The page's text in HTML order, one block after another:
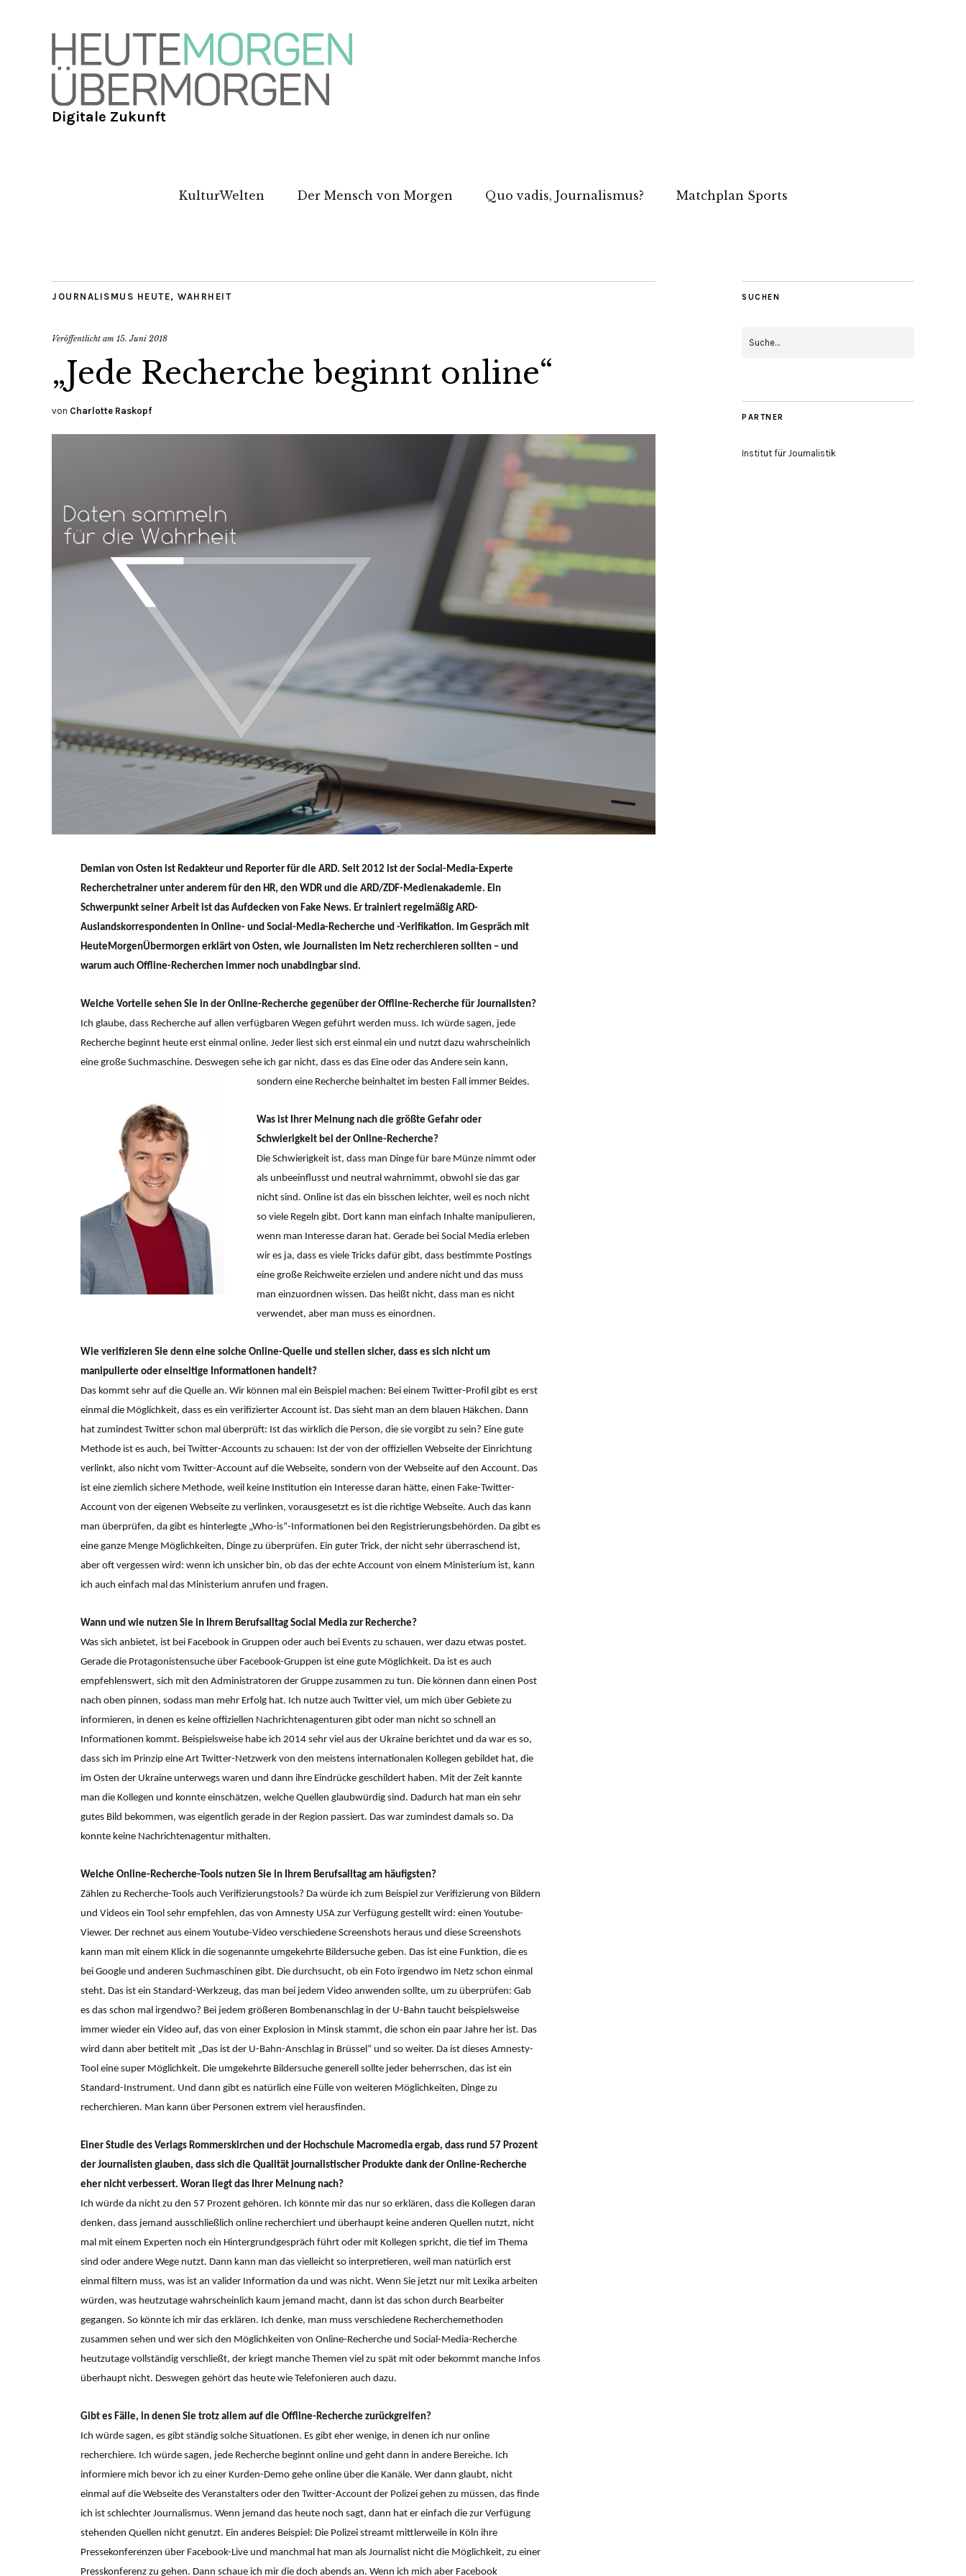
Digitale Zukunft
KulturWelten Der Mensch von Morgen Quo vadis, Journalismus? Matchplan Sports
JOURNALISMUS HEUTE, WAHRHEIT
Veröffentlicht am 15. Juni 2018
„Jede Recherche beginnt online“
von Charlotte Raskopf
Demian von Osten ist Redakteur und Reporter für die ARD. Seit 2012 ist der Social-Media-Experte
Recherchetrainer unter anderem für den HR, den WDR und die ARD/ZDF-Medienakademie. Ein
Schwerpunkt seiner Arbeit ist das Aufdecken von Fake News. Er trainiert regelmäßig ARD-
Auslandskorrespondenten in Online- und Social-Media-Recherche und -Verifikation. Im Gespräch mit
HeuteMorgenÜbermorgen erklärt von Osten, wie Journalisten im Netz recherchieren sollten – und
warum auch Offline-Recherchen immer noch unabdingbar sind.
Welche Vorteile sehen Sie in der Online-Recherche gegenüber der Offline-Recherche für Journalisten?
Ich glaube, dass Recherche auf allen verfügbaren Wegen geführt werden muss. Ich würde sagen, jede
Recherche beginnt heute erst einmal online. Jeder liest sich erst einmal ein und nutzt dazu wahrscheinlich
eine große Suchmaschine. Deswegen sehe ich gar nicht, dass es das Eine oder das Andere sein kann,
sondern eine Recherche beinhaltet im besten Fall immer Beides.
Was ist Ihrer Meinung nach die größte Gefahr oder
Schwierigkeit bei der Online-Recherche?
Die Schwierigkeit ist, dass man Dinge für bare Münze nimmt oder
als unbeeinflusst und neutral wahrnimmt, obwohl sie das gar
nicht sind. Online ist das ein bisschen leichter, weil es noch nicht
so viele Regeln gibt. Dort kann man einfach Inhalte manipulieren,
wenn man Interesse daran hat. Gerade bei Social Media erleben
wir es ja, dass es viele Tricks dafür gibt, dass bestimmte Postings
eine große Reichweite erzielen und andere nicht und das muss
man einzuordnen wissen. Das heißt nicht, dass man es nicht
verwendet, aber man muss es einordnen.
Wie verifizieren Sie denn eine solche Online-Quelle und stellen sicher, dass es sich nicht um
manipulierte oder einseitige Informationen handelt?
Das kommt sehr auf die Quelle an. Wir können mal ein Beispiel machen: Bei einem Twitter-Profil gibt es erst
einmal die Möglichkeit, dass es ein verifizierter Account ist. Das sieht man an dem blauen Häkchen. Dann
hat zumindest Twitter schon mal überprüft: Ist das wirklich die Person, die sie vorgibt zu sein? Eine gute
Methode ist es auch, bei Twitter-Accounts zu schauen: Ist der von der offiziellen Webseite der Einrichtung
verlinkt, also nicht vom Twitter-Account auf die Webseite, sondern von der Webseite auf den Account. Das
ist eine ziemlich sichere Methode, weil keine Institution ein Interesse daran hätte, einen Fake-Twitter-
Account von der eigenen Webseite zu verlinken, vorausgesetzt es ist die richtige Webseite. Auch das kann
man überprüfen, da gibt es hinterlegte „Who-is“-Informationen bei den Registrierungsbehörden. Da gibt es
eine ganze Menge Möglichkeiten, Dinge zu überprüfen. Ein guter Trick, der nicht sehr überraschend ist,
aber oft vergessen wird: wenn ich unsicher bin, ob das der echte Account von einem Ministerium ist, kann
ich auch einfach mal das Ministerium anrufen und fragen.
Wann und wie nutzen Sie in Ihrem Berufsalltag Social Media zur Recherche?
Was sich anbietet, ist bei Facebook in Gruppen oder auch bei Events zu schauen, wer dazu etwas postet.
Gerade die Protagonistensuche über Facebook-Gruppen ist eine gute Möglichkeit. Da ist es auch
empfehlenswert, sich mit den Administratoren der Gruppe zusammen zu tun. Die können dann einen Post
nach oben pinnen, sodass man mehr Erfolg hat. Ich nutze auch Twitter viel, um mich über Gebiete zu
informieren, in denen es keine offiziellen Nachrichtenagenturen gibt oder man nicht so schnell an
Informationen kommt. Beispielsweise habe ich 2014 sehr viel aus der Ukraine berichtet und da war es so,
dass sich im Prinzip eine Art Twitter-Netzwerk von den meistens internationalen Kollegen gebildet hat, die
im Osten der Ukraine unterwegs waren und dann ihre Eindrücke geschildert haben. Mit der Zeit kannte
man die Kollegen und konnte einschätzen, welche Quellen glaubwürdig sind. Dadurch hat man ein sehr
gutes Bild bekommen, was eigentlich gerade in der Region passiert. Das war zumindest damals so. Da
konnte keine Nachrichtenagentur mithalten.
Welche Online-Recherche-Tools nutzen Sie in Ihrem Berufsalltag am häufigsten?
Zählen zu Recherche-Tools auch Verifizierungstools? Da würde ich zum Beispiel zur Verifizierung von Bildern
und Videos ein Tool sehr empfehlen, das von Amnesty USA zur Verfügung gestellt wird: einen Youtube-
Viewer. Der rechnet aus einem Youtube-Video verschiedene Screenshots heraus und diese Screenshots
kann man mit einem Klick in die sogenannte umgekehrte Bildersuche geben. Das ist eine Funktion, die es
bei Google und anderen Suchmaschinen gibt. Die durchsucht, ob ein Foto irgendwo im Netz schon einmal
steht. Das ist ein Standard-Werkzeug, das man bei jedem Video anwenden sollte, um zu überprüfen: Gab
es das schon mal irgendwo? Bei jedem größeren Bombenanschlag in der U-Bahn taucht beispielsweise
immer wieder ein Video auf, das von einer Explosion in Minsk stammt, die schon ein paar Jahre her ist. Das
wird dann aber betitelt mit „Das ist der U-Bahn-Anschlag in Brüssel“ und so weiter. Da ist dieses Amnesty-
Tool eine super Möglichkeit. Die umgekehrte Bildersuche generell sollte jeder beherrschen, das ist ein
Standard-Instrument. Und dann gibt es natürlich eine Fülle von weiteren Möglichkeiten, Dinge zu
recherchieren. Man kann über Personen extrem viel herausfinden.
Einer Studie des Verlags Rommerskirchen und der Hochschule Macromedia ergab, dass rund 57 Prozent
der Journalisten glauben, dass sich die Qualität journalistischer Produkte dank der Online-Recherche
eher nicht verbessert. Woran liegt das Ihrer Meinung nach?
Ich würde da nicht zu den 57 Prozent gehören. Ich könnte mir das nur so erklären, dass die Kollegen daran
denken, dass jemand ausschließlich online recherchiert und überhaupt keine anderen Quellen nutzt, nicht
mal mit einem Experten noch ein Hintergrundgespräch führt oder mit Kollegen spricht, die tief im Thema
sind oder andere Wege nutzt. Dann kann man das vielleicht so interpretieren, weil man natürlich erst
einmal filtern muss, was ist an valider Information da und was nicht. Wenn Sie jetzt nur mit Lexika arbeiten
würden, was heutzutage wahrscheinlich kaum jemand macht, dann ist das schon durch Bearbeiter
gegangen. So könnte ich mir das erklären. Ich denke, man muss verschiedene Recherchemethoden
zusammen sehen und wer sich den Möglichkeiten von Online-Recherche und Social-Media-Recherche
heutzutage vollständig verschließt, der kriegt manche Themen viel zu spät mit oder bekommt manche Infos
überhaupt nicht. Deswegen gehört das heute wie Telefonieren auch dazu.
Gibt es Fälle, in denen Sie trotz allem auf die Offline-Recherche zurückgreifen?
Ich würde sagen, es gibt ständig solche Situationen. Es gibt eher wenige, in denen ich nur online
recherchiere. Ich würde sagen, jede Recherche beginnt online und geht dann in andere Bereiche. Ich
informiere mich bevor ich zu einer Kurden-Demo gehe online über die Kanäle. Wer dann glaubt, nicht
einmal auf die Webseite des Veranstalters oder den Twitter-Account der Polizei gehen zu müssen, das finde
ich ist schlechter Journalismus. Wenn jemand das heute noch sagt, dann hat er einfach die zur Verfügung
stehenden Quellen nicht genutzt. Ein anderes Beispiel: Die Polizei streamt mittlerweile in Köln ihre
Pressekonferenzen über Facebook-Live und manchmal hat man als Journalist nicht die Möglichkeit, zu einer
Presskonferenz zu gehen. Dann schaue ich mir die doch abends an. Wenn ich mich aber Facebook
SUCHEN
PARTNER
Institut für Journalistik